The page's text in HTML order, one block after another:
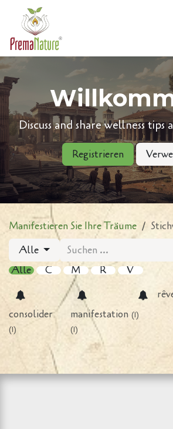
Zum Inhalt springen
Discuss and share wellness tips
Registrieren
Manifestieren Sie Ihre Träume
Alle
Alle
C M R V
consolider
(1)
manifestation
(1)
(1)